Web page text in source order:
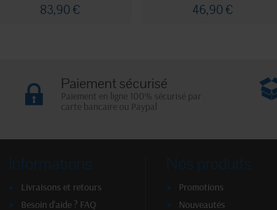
83,90 €
46,90 €
Paiement sécurisé
Paiement en ligne 100% sécurisé par
carte bancaire ou Paypal
Informations
Livraisons et retours
Besoin d'aide ? FAQ
Nos produits
Promotions
Nouveautés